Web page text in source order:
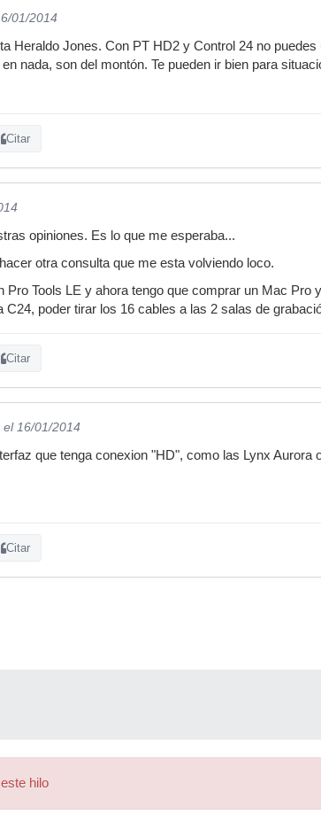
01/2014
Heraldo Jones. Con PT HD2 y Control 24 no
nada, son del montón. Te pueden ir bien para
Citar
opiniones. Es lo que me esperaba...
otra consulta que me esta volviendo loco.
Pro Tools LE y ahora tengo que comprar un Mac Pro
C24, poder tirar los 16 cables a las 2 salas de
Citar
el 16/01/2014
que tenga conexion "HD", como las Lynx Aurora
Citar
hilo